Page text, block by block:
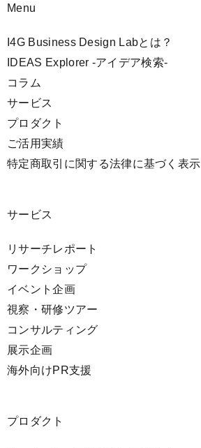
Menu
I4G Business Design Labとは？
IDEAS Explorer -アイデア検索-
コラム
サービス
プロダクト
ご活用実績
特定商取引に関する法律に基づく表示
サービス
リサーチレポート
ワークショップ
イベント企画
視察・研修ツアー
コンサルティング
展示企画
海外向けPR支援
プロダクト